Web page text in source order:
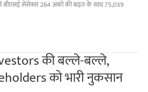
बीएसई सेंसेक्स 264 अंकों की बढ़त के साथ 75,039
की बल्ले-बल्ले,
को भारी नुकसान